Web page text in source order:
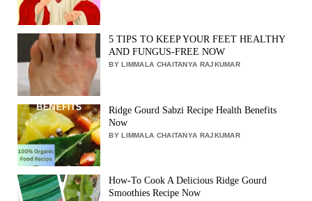
5 TIPS TO KEEP YOUR FEET HEALTHY
AND FUNGUS-FREE NOW
BY LIMMALA CHAITANYA RAJKUMAR
Ridge Gourd Sabzi Recipe Health Benefits
Now
BY LIMMALA CHAITANYA RAJKUMAR
How-To Cook A Delicious Ridge Gourd
Smoothies Recipe Now